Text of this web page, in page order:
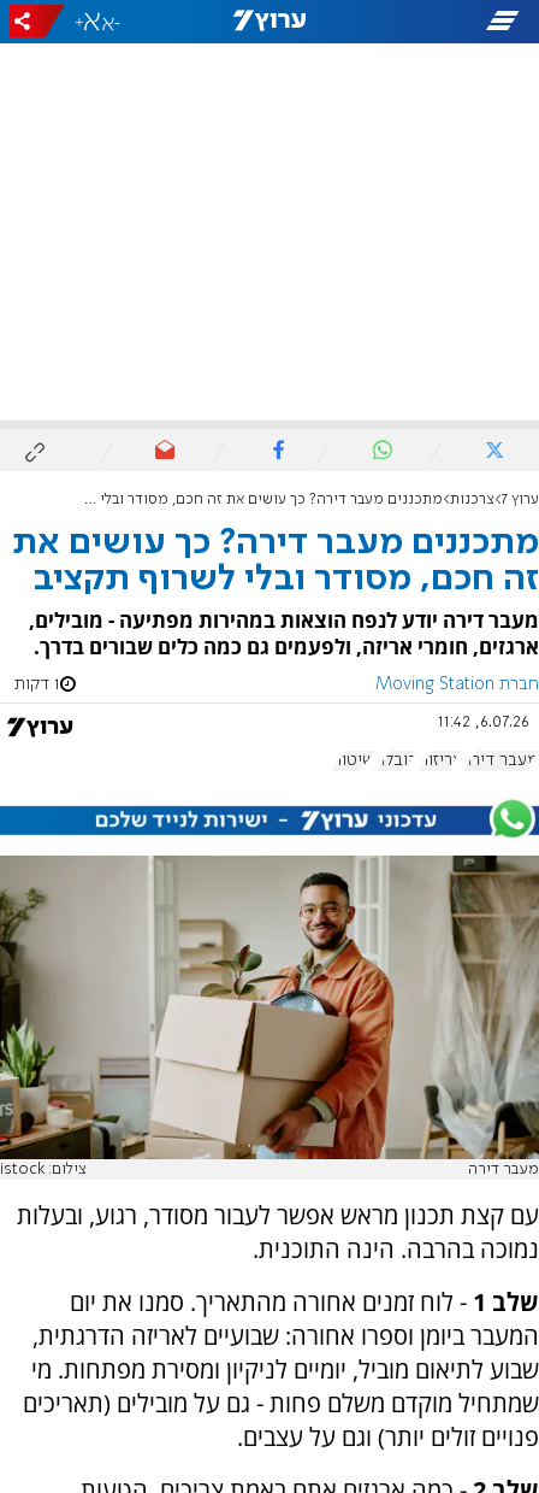
-
+
ערוץ 7 צרכנות מתכננים מעבר דירה? כך עושים את זה חכם, מסודר ובלי לשרוף תקציב
מתכננים מעבר דירה? כך עושים את
זה חכם, מסודר ובלי לשרוף תקציב
מעבר דירה יודע לנפח הוצאות במהירות מפתיעה - מובילים,
ארגזים, חומרי אריזה, ולפעמים גם כמה כלים שבורים בדרך.
חברת Moving Station 1 דקות
6.07.26, 11:42
מעבר דירה אריזות הובלה שיטות
מעבר דירה צילום: istock
עם קצת תכנון מראש אפשר לעבור מסודר, רגוע, ובעלות
נמוכה בהרבה. הינה התוכנית.
שלב 1
- לוח זמנים אחורה מהתאריך. סמנו את יום
המעבר ביומן וספרו אחורה: שבועיים לאריזה הדרגתית,
שבוע לתיאום מוביל, יומיים לניקיון ומסירת מפתחות. מי
שמתחיל מוקדם משלם פחות - גם על מובילים (תאריכים
פנויים זולים יותר) וגם על עצבים.